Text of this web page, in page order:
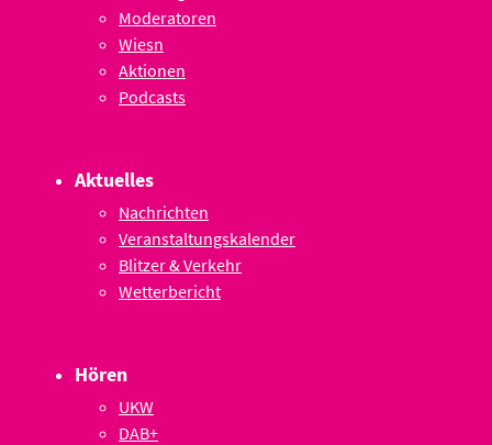
Moderatoren
Wiesn
Aktionen
Podcasts
Aktuelles
Nachrichten
Veranstaltungskalender
Blitzer & Verkehr
Wetterbericht
Hören
UKW
DAB+